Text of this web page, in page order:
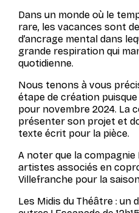
Dans un monde où le
rare, les vacances sont
d’ancrage mental dans
grande respiration qui
quotidienne.
Nous tenons à vous
étape de création
pour novembre 2024. La
présenter son projet et
texte écrit pour la pièce.
A noter que la
artistes associés en
Villefranche pour la
Les Midis du Théâtre : un